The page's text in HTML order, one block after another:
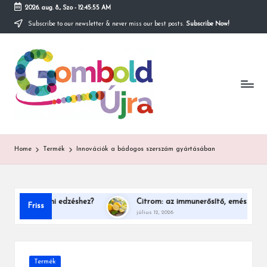
Skip
content
2026. aug. 8., Szo- 12:45:55 AM
Subscribe to our newsletter & never miss our best posts. Subscribe Now!
Home Termék Innovációk a bádogos szerszám gyártásában
Friss
edzéshez? Citrom: az immunerősítő, emésztésjavító,
július 12, 2026
Posted
Termék